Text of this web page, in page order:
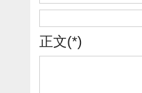
正文(*)